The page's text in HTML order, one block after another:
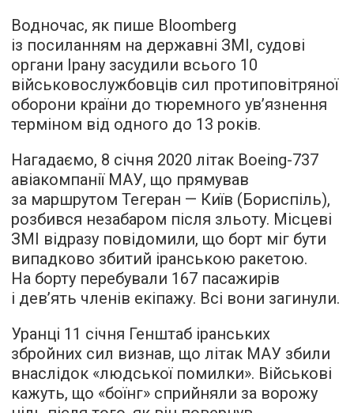
Водночас, як пише Bloomberg
із посиланням на державні ЗМІ, судові
органи Ірану засудили всього 10
військовослужбовців сил протиповітряної
оборони країни до тюремного ув’язнення
терміном від одного до 13 років.
Нагадаємо, 8 січня 2020 літак Boeing-737
авіакомпанії МАУ, що прямував
за маршрутом Тегеран — Київ (Бориспіль),
розбився незабаром після зльоту. Місцеві
ЗМІ відразу повідомили, що борт міг бути
випадково збитий іранською ракетою.
На борту перебували 167 пасажирів
і дев’ять членів екіпажу. Всі вони загинули.
Уранці 11 січня Генштаб іранських
збройних сил визнав, що літак МАУ збили
внаслідок «людської помилки». Військові
кажуть, що «боїнг» сприйняли за ворожу